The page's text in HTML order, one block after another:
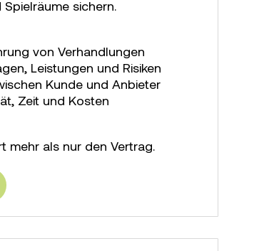
sichern.
von Verhandlungen
Leistungen und Risiken
Kunde und Anbieter
Zeit und Kosten
mehr als nur den Vertrag.